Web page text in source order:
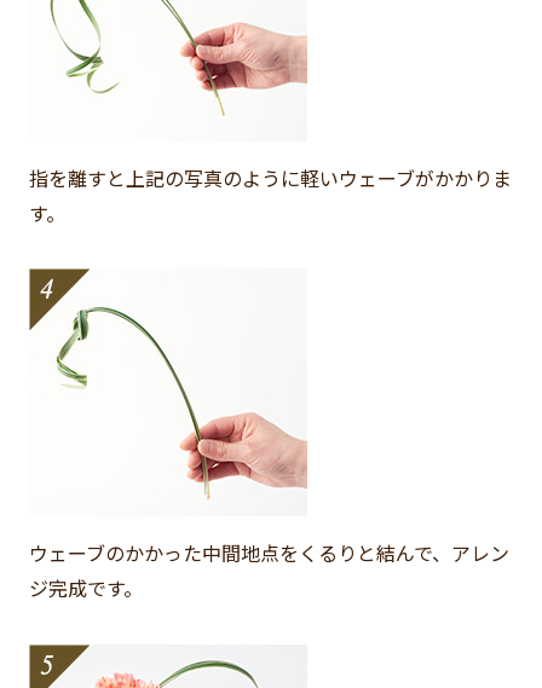
指を離すと上記の写真のように軽いウェーブがかかりま
す。
ウェーブのかかった中間地点をくるりと結んで、アレン
ジ完成です。